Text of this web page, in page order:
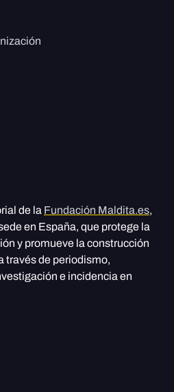
de la Fundación Maldita.es,
en España, que protege la
y promueve la construcción
través de periodismo,
e incidencia en